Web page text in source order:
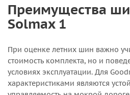
Преимущества
Solmax 1
При оценке летних шин важно
стоимость комплекта, но и
условиях эксплуатации. Для
характеристиками являются